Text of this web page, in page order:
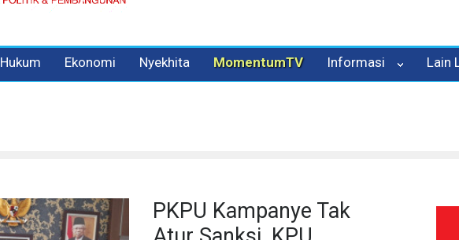
Hukum Ekonomi Nyekhita MomentumTV Informasi Lain
PKPU Kampanye Tak